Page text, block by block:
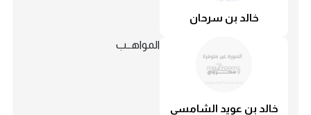
خالد بن سرحان
خالد بن عويد الشامسي
المواهــب